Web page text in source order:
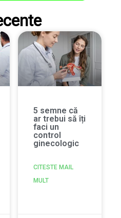
5 semne că
ar trebui să îți
faci un
control
ginecologic
CITESTE MAIL
MULT